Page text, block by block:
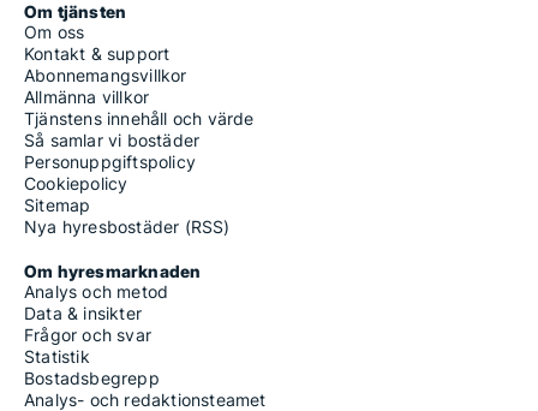
Om tjänsten
Om oss
Kontakt & support
Abonnemangsvillkor
Allmänna villkor
Tjänstens innehåll och värde
Så samlar vi bostäder
Personuppgiftspolicy
Cookiepolicy
Sitemap
Nya hyresbostäder (RSS)
Om hyresmarknaden
Analys och metod
Data & insikter
Frågor och svar
Statistik
Bostadsbegrepp
Analys- och redaktionsteamet